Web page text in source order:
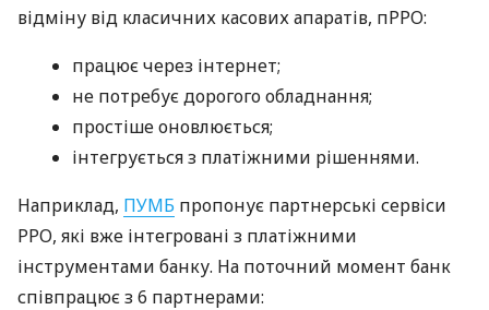
відміну від класичних касових апаратів, пРРО:
працює через інтернет;
не потребує дорогого обладнання;
простіше оновлюється;
інтегрується з платіжними рішеннями.
Наприклад, ПУМБ пропонує партнерські сервіси
РРО, які вже інтегровані з платіжними
інструментами банку. На поточний момент банк
співпрацює з 6 партнерами: